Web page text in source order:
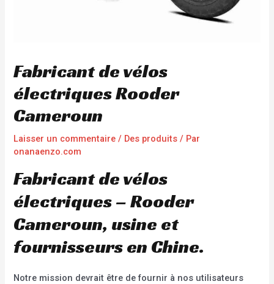
Fabricant de vélos
électriques Rooder
Cameroun
Laisser un commentaire / Des produits / Par
onanaenzo.com
Fabricant de vélos
électriques – Rooder
Cameroun, usine et
fournisseurs en Chine.
Notre mission devrait être de fournir à nos utilisateurs